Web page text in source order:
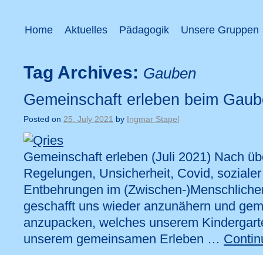
Home Aktuelles Pädagogik Unsere Gruppen
Tag Archives: Gauben
Gemeinschaft erleben beim
Posted on 25. July 2021 by Ingmar Stapel
Gemeinschaft erleben (Juli 2021) Nach
Regelungen, Unsicherheit, Covid,
Entbehrungen im (Zwischen-
geschafft uns wieder anzunähern und
anzupacken, welches unserem
unserem gemeinsamen Erleben …